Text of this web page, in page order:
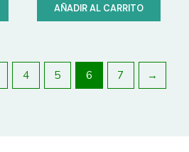
AÑADIR AL CARRITO
4 5 6 7 →